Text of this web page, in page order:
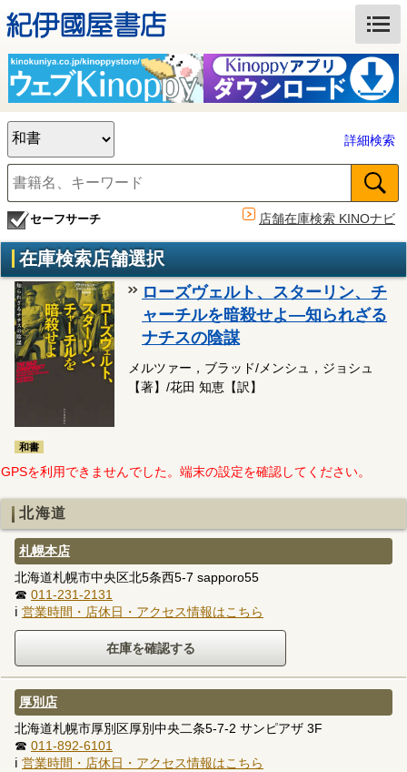
詳細検索
セーフサーチ 店舗在庫検索 KINOナビ
在庫検索店舗選択
和書
ローズヴェルト、スターリン、チ
ャーチルを暗殺せよ―知られざる
ナチスの陰謀
メルツァー，ブラッド/メンシュ，ジョシュ
【著】/花田 知恵【訳】
GPSを利用できませんでした。端末の設定を確認してください。
北海道
札幌本店
北海道札幌市中央区北5条西5-7 sapporo55
☎ 011-231-2131
ℹ 営業時間・店休日・アクセス情報はこちら
厚別店
北海道札幌市厚別区厚別中央二条5-7-2 サンピアザ 3F
☎ 011-892-6101
ℹ 営業時間・店休日・アクセス情報はこちら